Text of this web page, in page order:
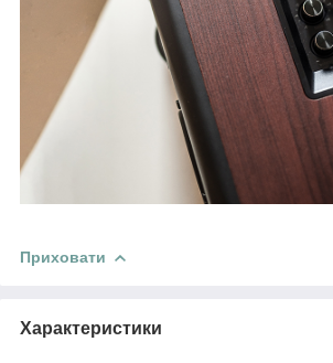
Приховати
Характеристики